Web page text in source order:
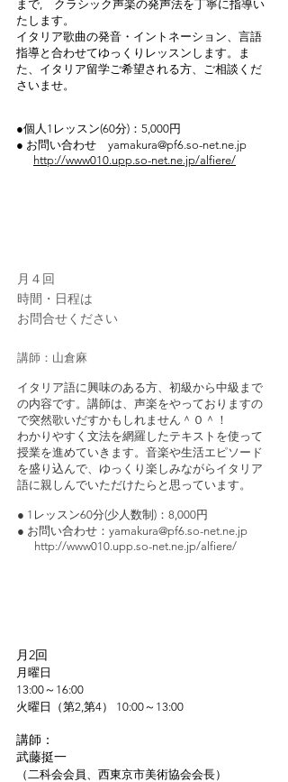
まで, クラシック声楽の発声法を丁寧に指導い
たします。
イタリア歌曲の発音・イントネーション、言語
指導と合わせてゆっくりレッスンします。ま
た、イタリア留学ご希望される方、ご相談くだ
さいませ。
●個人1レッスン(60分)：5,000円
● お問い合わせ yamakura@pf6.so-net.ne.jp
http://www010.upp.so-net.ne.jp/alfiere/
イタリア語に興味のある方、初級から中級まで
の内容です。講師は、声楽をやっておりますの
で突然歌いだすかもしれません＾０＾！
わかりやすく文法を網羅したテキストを使って
授業を進めていきます。音楽や生活エピソード
を盛り込んで、ゆっくり楽しみながらイタリア
語に親しんでいただけたらと思っています。
● 1レッスン60分(少人数制)：8,000円
● お問い合わせ：yamakura@pf6.so-net.ne.jp
http://www010.upp.so-net.ne.jp/alfiere/
月４回
時間・日程は
お問合せください
​講師：山倉麻
月2回
月曜日
13:00～16:00
火曜日（第2,第4） 10:00～13:00
講師：
武藤挺一
（二科会会員、西東京市美術協会会長）